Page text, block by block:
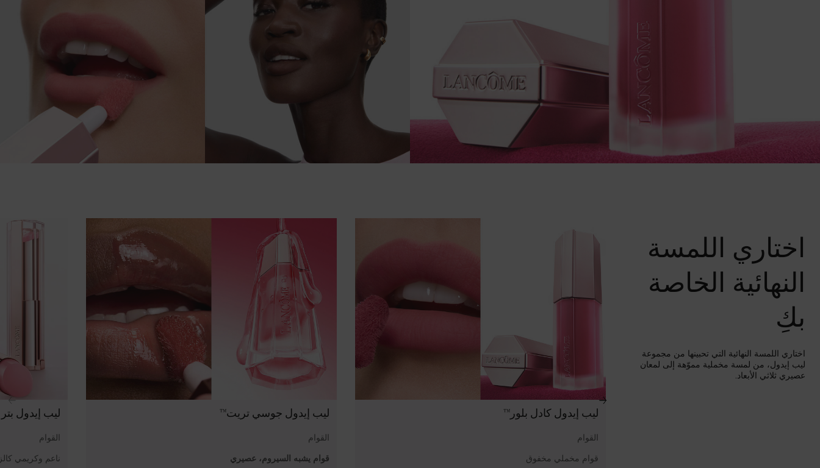
اختاري اللمسة
النهائية الخاصة
بكِ
اختاري اللمسة النهائية التي تحبينها من مجموعة
ليب إيدول، من لمسة مخملية مموّهة إلى لمعان
عصيري ثلاثي الأبعاد.
ليب إيدول كادل بلور™
القوام
قوام مخملي مخفوق
ليب إيدول جوسي تريت™
القوام
قوام يشبه السيروم، عصيري
ليب إيدول
القوام
ناعم وكريمي